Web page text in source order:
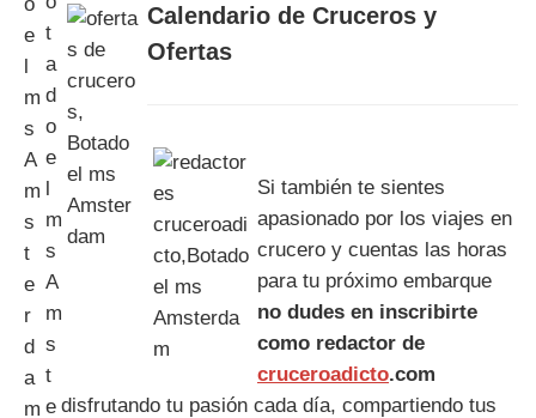
Calendario de Cruceros y
Ofertas
Si también te sientes
apasionado por los viajes en
crucero y cuentas las horas
para tu próximo embarque
no dudes en inscribirte
como redactor de
cruceroadicto.com
disfrutando tu pasión cada día, compartiendo tus